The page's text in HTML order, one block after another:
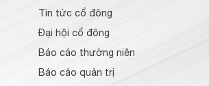
Tin tức cổ đông
Đại hội cổ đông
Báo cáo thường niên
Báo cáo quản trị